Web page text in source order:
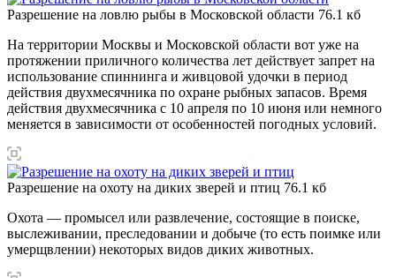
Разрешение на ловлю рыбы в Московской области 76.1 кб
На территории Москвы и Московской области вот уже на
протяжении приличного количества лет действует запрет на
использование спиннинга и живцовой удочки в период
действия двухмесячника по охране рыбных запасов. Время
действия двухмесячника с 10 апреля по 10 июня или немного
меняется в зависимости от особенностей погодных условий.
Разрешение на охоту на диких зверей и птиц 76.1 кб
Охота — промысел или развлечение, состоящие в поиске,
выслеживании, преследовании и добыче (то есть поимке или
умерщвлении) некоторых видов диких животных.